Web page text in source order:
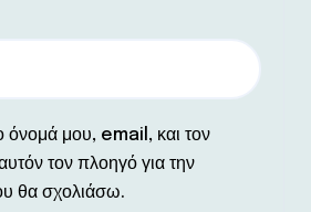
όνομά μου, email, και τον
τον πλοηγό για την
θα σχολιάσω.